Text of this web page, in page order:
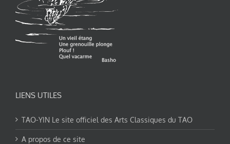
LIENS UTILES
TAO-YIN Le site officiel des Arts Classiques du TAO
A propos de ce site